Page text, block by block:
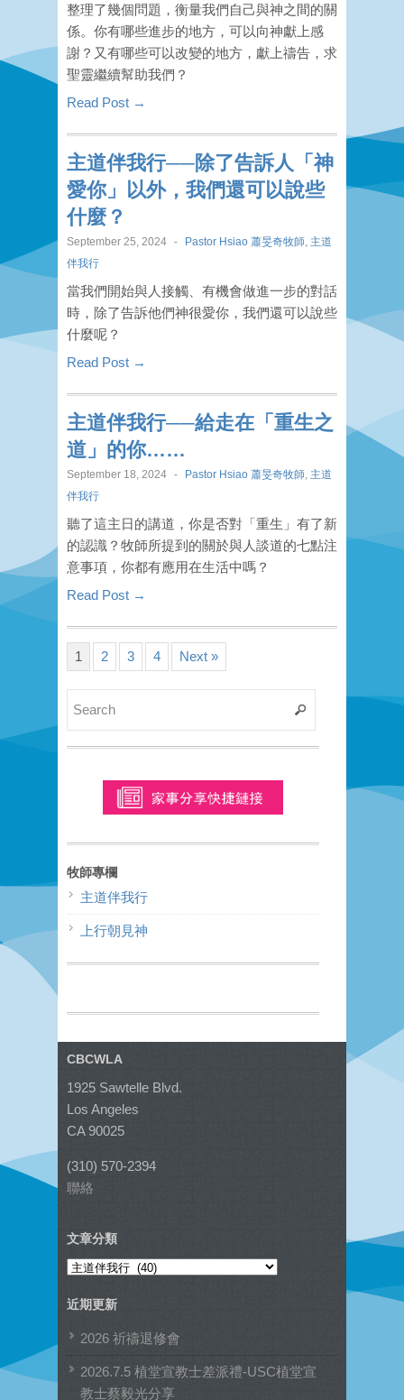
整理了幾個問題，衡量我們自己與神之間的關
係。你有哪些進步的地方，可以向神獻上感
謝？又有哪些可以改變的地方，獻上禱告，求
聖靈繼續幫助我們？
Read Post →
主道伴我行──除了告訴人「神
愛你」以外，我們還可以說些
什麼？
September 25, 2024 - Pastor Hsiao 蕭旻奇牧師 主道
伴我行
當我們開始與人接觸、有機會做進一步的對話
時，除了告訴他們神很愛你，我們還可以說些
什麼呢？
Read Post →
主道伴我行──給走在「重生之
道」的你……
September 18, 2024 - Pastor Hsiao 蕭旻奇牧師 主道
伴我行
聽了這主日的講道，你是否對「重生」有了新
的認識？牧師所提到的關於與人談道的七點注
意事項，你都有應用在生活中嗎？
Read Post →
1 2 3 4 Next »
牧師專欄
主道伴我行
上行朝見神
CBCWLA
1925 Sawtelle Blvd.
Los Angeles
CA 90025
(310) 570-2394
聯絡
文章分類
文
分
類
近期更新
2026 祈禱退修會
2026.7.5 植堂宣教士差派禮-USC植堂宣
教士蔡毅光分享